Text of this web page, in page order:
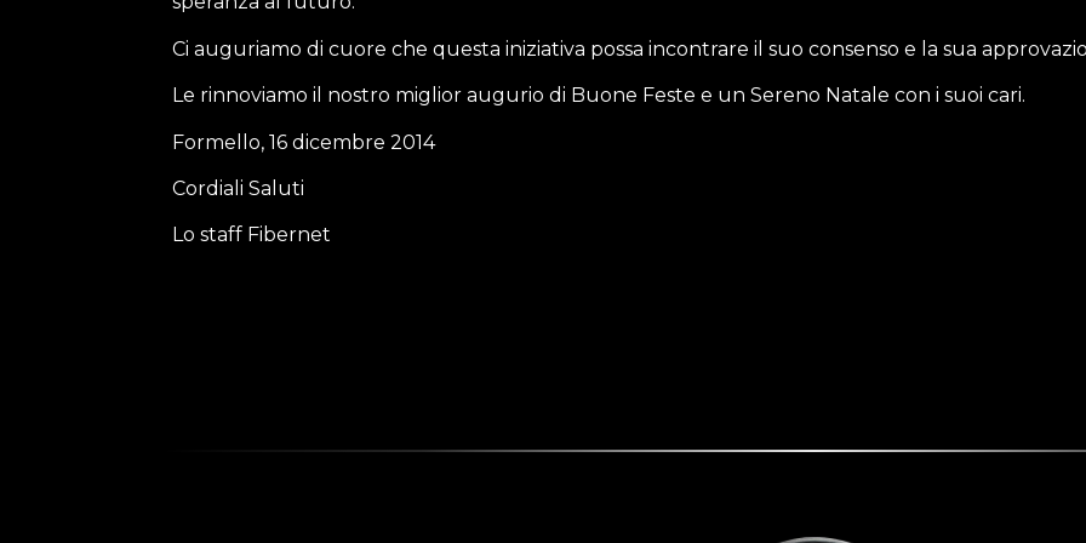
Ci auguriamo di cuore che questa iniziativa possa incontrare il suo consenso e la sua
Le rinnoviamo il nostro miglior augurio di Buone Feste e un Sereno Natale con i suoi cari.
Formello, 16 dicembre 2014
Cordiali Saluti
Lo staff Fibernet